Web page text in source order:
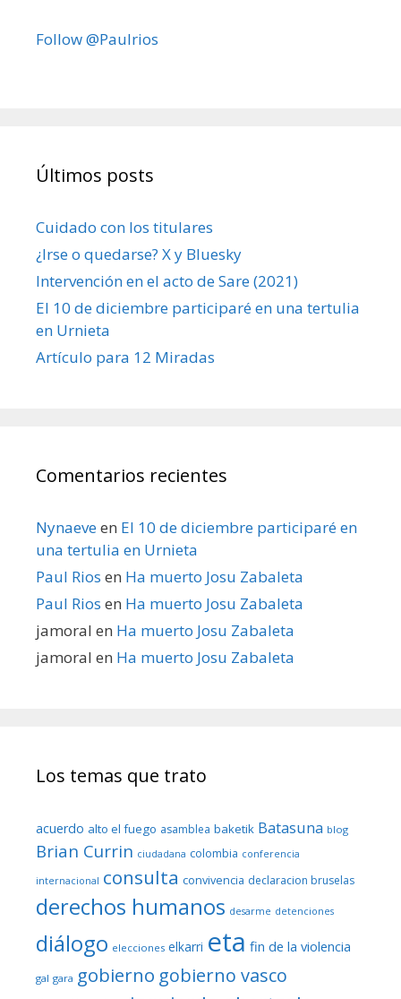
Follow @Paulrios
Últimos posts
Cuidado con los titulares
¿Irse o quedarse? X y Bluesky
Intervención en el acto de Sare (2021)
El 10 de diciembre participaré en una tertulia
en Urnieta
Artículo para 12 Miradas
Comentarios recientes
Nynaeveen El 10 de diciembre participaré en
una tertulia en Urnieta
Paul Rios en Ha muerto Josu Zabaleta
Paul Rios en Ha muerto Josu Zabaleta
jamoral en Ha muerto Josu Zabaleta
jamoral en Ha muerto Josu Zabaleta
Los temas que trato
acuerdo alto el fuego asamblea baketik Batasuna blog
Brian Currin ciudadana colombia conferencia
internacional consulta convivencia declaracion bruselas
derechos humanos desarme detenciones
diálogo elecciones elkarri eta fin de la violencia
gal gara gobierno gobierno vasco